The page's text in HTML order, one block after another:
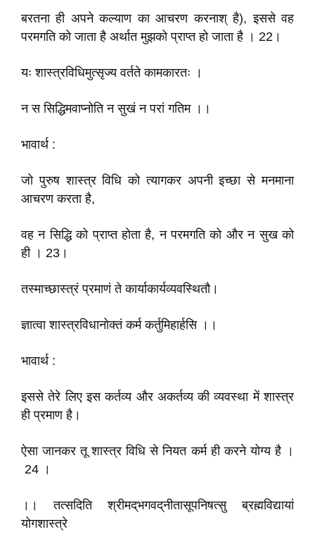
बरतना ही अपने कल्याण का आचरण करनाश् है), इससे वह
परमगति को जाता है अर्थात मुझको प्राप्त हो जाता है । 22।
यः शास्त्रविधिमुत्सृज्य वर्तते कामकारतः ।
न स सिद्धिमवाप्नोति न सुखं न परां गतिम ।।
भावार्थ :
जो पुरुष शास्त्र विधि को त्यागकर अपनी इच्छा से मनमाना
आचरण करता है,
वह न सिद्धि को प्राप्त होता है, न परमगति को और न सुख को
ही । 23।
तस्माच्छास्त्रं प्रमाणं ते कार्याकार्यव्यवस्थितौ।
ज्ञात्वा शास्त्रविधानोक्तं कर्म कर्तुमिहार्हसि ।।
भावार्थ :
इससे तेरे लिए इस कर्तव्य और अकर्तव्य की व्यवस्था में शास्त्र
ही प्रमाण है।
ऐसा जानकर तू शास्त्र विधि से नियत कर्म ही करने योग्य है ।
24 ।
।। तत्सदिति श्रीमद्‌भगवद्‌नीतासूपनिषत्सु ब्रह्मविद्यायां
योगशास्त्रे